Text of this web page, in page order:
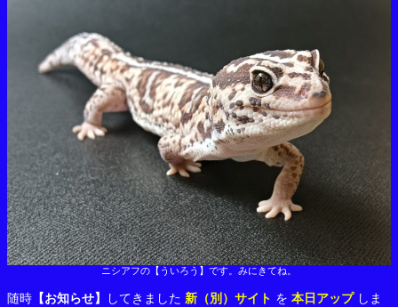
ニシアフの【ういろう】です。みにきてね。
随時 【お知らせ】 してきました 新（別）サイト を 本日アップしま